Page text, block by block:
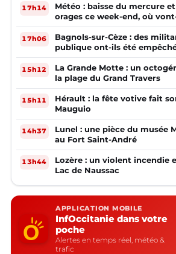
17h14
Météo : baisse du mercure
orages ce week-end, où
17h06
Bagnols-sur-Cèze : des
publique ont-ils été
la mairie ?
15h12
La Grande Motte : un
la plage du Grand Travers
15h11
Hérault : la fête votive fait
Mauguio
14h37
Lunel : une pièce du musée
au Fort Saint-André
13h44
Lozère : un violent incendie
Lac de Naussac
APPLICATION MOBILE
InfOccitanie dans votre
poche
Alertes en temps réel, météo &
trafic